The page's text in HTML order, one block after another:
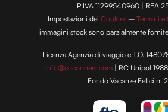
P.IVA 11299540960 | REA
Impostazioni deiCookies –Termini e
immagini stock sono parzialmente
Licenza Agenzia di viaggio e T.O.
info@cocooners.com | RC Unipol
Fondo Vacanze Felici n.